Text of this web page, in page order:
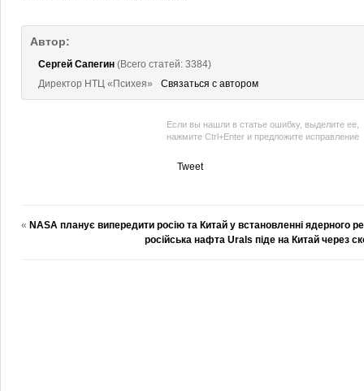
Автор:
Сергей Сапегин (Всего статей: 3384)
Директор НТЦ «Психея»
Связаться с автором
Если вы нашли в статье ошибку, выделите ее,
нажмите Ctrl+Enter и предложите исправление
Tweet
« NASA планує випередити росію та Китай у встановленні ядерного
російська нафта Urals піде на Китай через